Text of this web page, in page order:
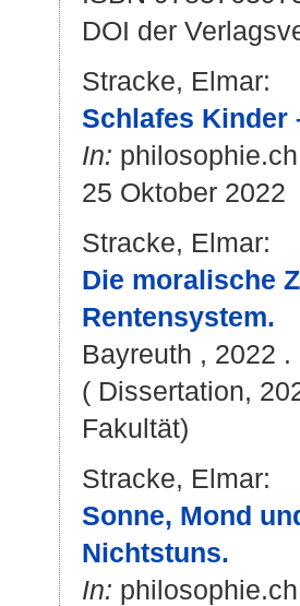
DOI der
Stracke, Elmar:
Schlafes Kinder
In:
25 Oktober 2022
Stracke, Elmar:
Die moralische
Rentensystem.
Bayreuth , 2022 .
( Dissertation,
Fakultät)
Stracke, Elmar:
Sonne, Mond
Nichtstuns.
In: